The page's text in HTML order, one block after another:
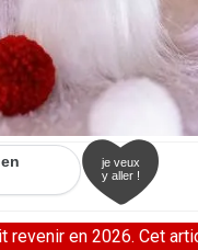
je veux
y aller !
en 2026. Cet